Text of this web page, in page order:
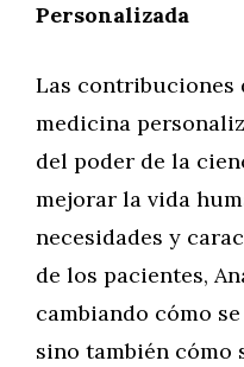
Personalizada
Las contribuciones
medicina
del poder de la
mejorar la vida
necesidades y
de los pacientes,
cambiando cómo
sino también cómo